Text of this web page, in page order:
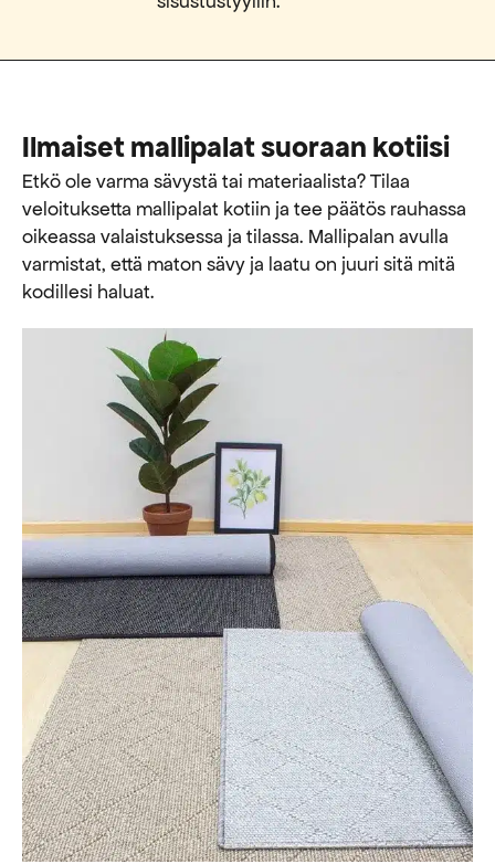
Ilmaiset mallipalat suoraan kotiisi
Etkö ole varma sävystä tai materiaalista? Tilaa
veloituksetta mallipalat kotiin ja tee päätös rauhassa
oikeassa valaistuksessa ja tilassa. Mallipalan avulla
varmistat, että maton sävy ja laatu on juuri sitä mitä
kodillesi haluat.